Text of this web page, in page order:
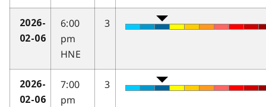
2026-
02-06
6:00
pm
HNE
3
2026-
02-06
7:00
pm
3